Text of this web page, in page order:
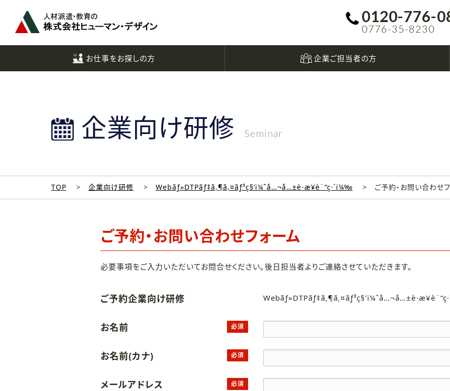
0120-776-
0776-35-8230
お仕事をお探しの方 企業ご担当者の方
企業向け研修 Seminar
TOP 企業向け研修 Webãƒ»DTPãƒ‡ã‚¶ã‚¤ãƒ³ç§‘ï¼ˆå…¬å…±è·æ¥­è¨“ç·´ï¼‰ ご予約・お問い合わせ
ご予約・お問い合わせフォーム
必要事項をご入力いただいてお問合せください。後日担当者よりご連絡させていただきます。
ご予約企業向け研修
お名前 必須
お名前(カナ) 必須
メールアドレス 必須
へ